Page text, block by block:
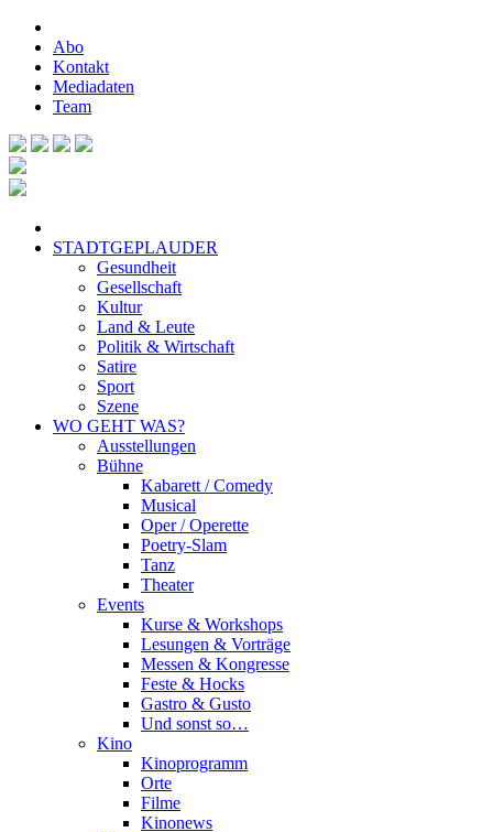
Abo
Kontakt
Mediadaten
Team
STADTGEPLAUDER
Gesundheit
Gesellschaft
Kultur
Land & Leute
Politik & Wirtschaft
Satire
Sport
Szene
WO GEHT WAS?
Ausstellungen
Bühne
Kabarett / Comedy
Musical
Oper / Operette
Poetry-Slam
Tanz
Theater
Events
Kurse & Workshops
Lesungen & Vorträge
Messen & Kongresse
Feste & Hocks
Gastro & Gusto
Und sonst so…
Kino
Kinoprogramm
Orte
Filme
Kinonews